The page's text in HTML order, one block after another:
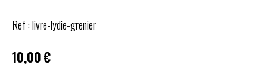
Ref :livre-lydie-grenier
10,00€